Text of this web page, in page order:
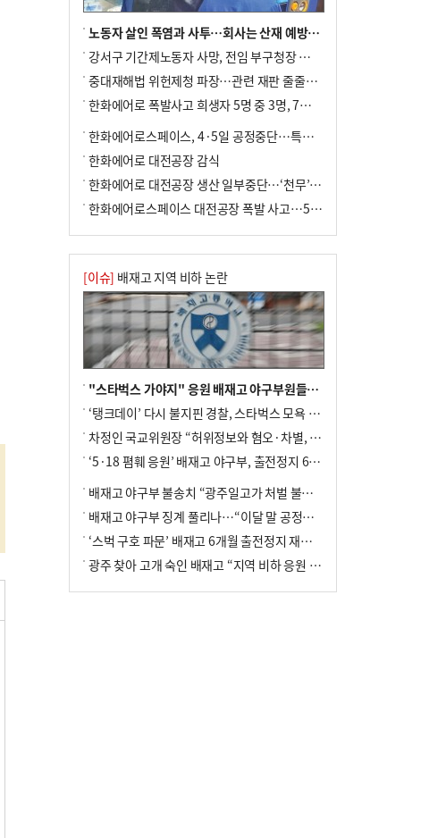
노동자 살인 폭염과 사투…회사는 산재 예방·전기료 절감 전력
강서구 기간제노동자 사망, 전임 부구청장 檢 송치
중대재해법 위헌제청 파장…관련 재판 줄줄이 브레이크
한화에어로 폭발사고 희생자 5명 중 3명, 7일 영면
한화에어로스페이스, 4·5일 공정중단…특별 안전점검
한화에어로 대전공장 감식
한화에어로 대전공장 생산 일부중단…‘천무’ 수출 비상
한화에어로스페이스 대전공장 폭발 사고…5명 사망·2명 부상(종합)
[이슈] 배재고 지역 비하 논란
"스타벅스 가야지" 응원 배재고 야구부원들, 학교서 징계 처분
‘탱크데이’ 다시 불지핀 경찰, 스타벅스 모욕 혐의 압수수색
차정인 국교위원장 “허위정보와 혐오·차별, 학교 교실까지 유입"
‘5·18 폄훼 응원’ 배재고 야구부, 출전정지 6개월→1개월 감경
배재고 야구부 불송치 “광주일고가 처벌 불원 의사 표해”
배재고 야구부 징계 풀리나…“이달 말 공정위서 재심의”
‘스벅 구호 파문’ 배재고 6개월 출전정지 재심 신청키로
광주 찾아 고개 숙인 배재고 “지역 비하 응원 잘못”(종합)